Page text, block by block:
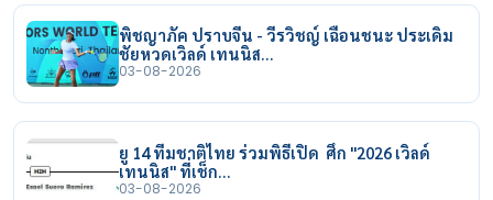
พิชญาภัค ปราบจีน - วีรวิชญ์ เฉือนชนะ ประเดิม
ชัยหวดเวิลด์ เทนนิส…
03-08-2026
ยู 14 ทีมชาติไทย ร่วมพิธีเปิด ศึก "2026 เวิลด์
เทนนิส" ที่เช็ก…
03-08-2026